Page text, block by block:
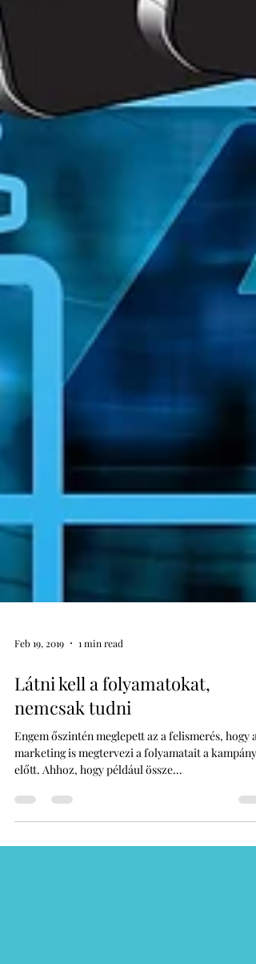
Látni kell a folyamatokat,
nemcsak tudni
Engem őszintén meglepett az a felismerés, hogy a
marketing is megtervezi a folyamatait a
előtt. Ahhoz, hogy például össze...